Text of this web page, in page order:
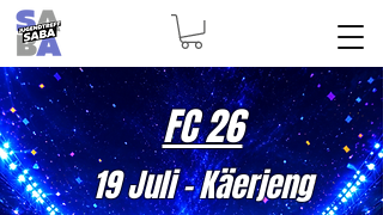
FC 26
19 Juli - Käerjeng